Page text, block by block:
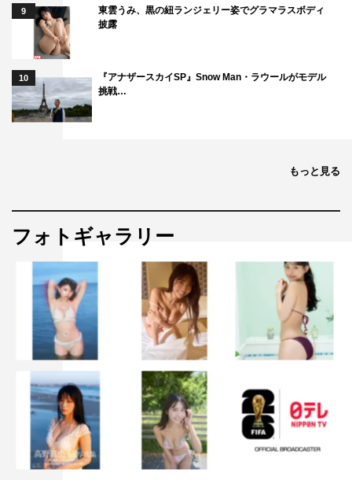
9
東雲うみ、黒の紐ランジェリー姿でグラマラスボディ
披露
10
『アナザースカイSP』Snow Man・ラウールがモデル
挑戦…
もっと見る
フォトギャラリー